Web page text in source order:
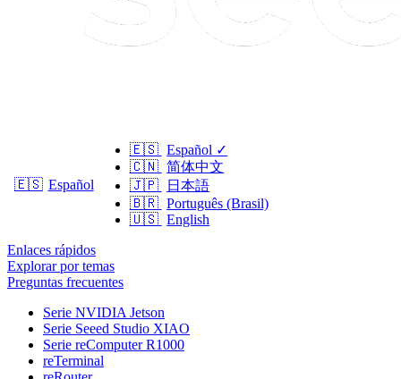
🇪🇸 Español
🇪🇸 Español ✓
🇨🇳 简体中文
🇯🇵
日本語
🇧🇷 Português (Brasil)
🇺🇸 English
Enlaces rápidos
Explorar por temas
Preguntas frecuentes
Serie NVIDIA Jetson
Serie Seeed Studio XIAO
Serie reComputer R1000
reTerminal